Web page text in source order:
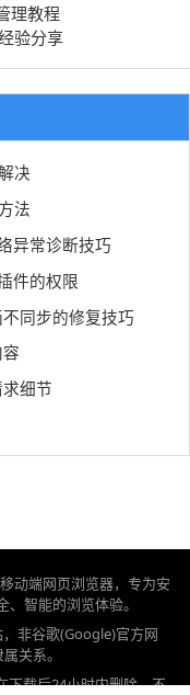
理教程
验分享
决
法
异常诊断技巧
件的权限
同步的修复技巧
细节
动端网页浏览器，专为安
智能的浏览体验。
非谷歌(Google)官方网
关系。
下载后24小时内删除，不